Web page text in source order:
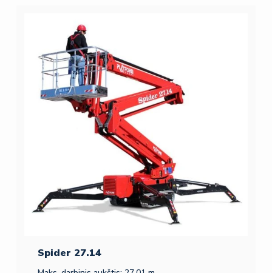
Spider 27.14